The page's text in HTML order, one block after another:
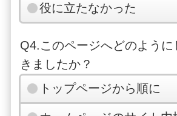
役に立たなかった
Q4.このページへどのよう
きましたか？
トップページから順に